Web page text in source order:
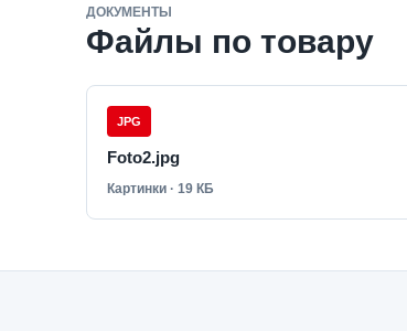
ДОКУМЕНТЫ
Файлы по товару
JPG
Foto2.jpg
Картинки · 19 КБ